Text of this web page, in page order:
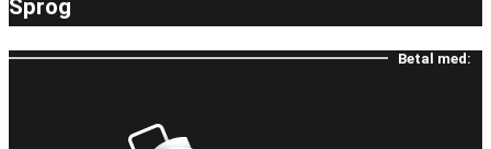
Sprog
Betal med: